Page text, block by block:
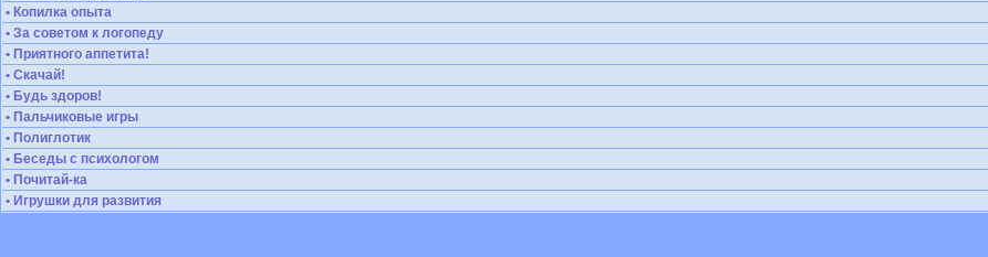
• Копилка опыта
• За советом к логопеду
• Приятного аппетита!
• Скачай!
• Будь здоров!
• Пальчиковые игры
• Полиглотик
• Беседы с психологом
• Почитай-ка
• Игрушки для развития